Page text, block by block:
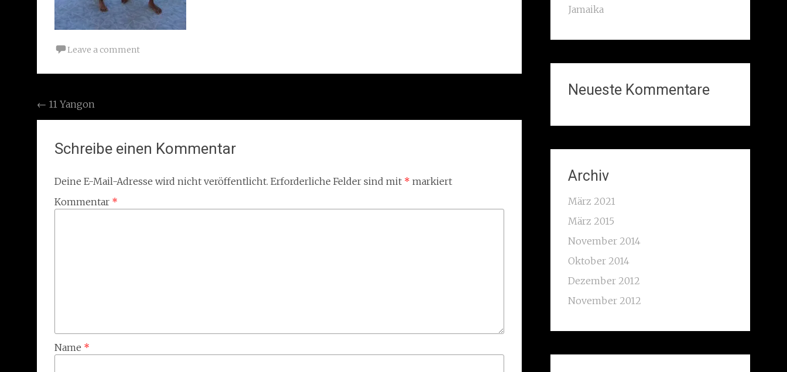
Leave a comment
Post
navigation
← 11 Yangon
Schreibe einen Kommentar
Deine E-Mail-Adresse wird nicht veröffentlicht. Erforderliche Felder sind mit * markiert
Kommentar *
Name *
Jamaika
Neueste Kommentare
Archiv
März 2021
März 2015
November 2014
Oktober 2014
Dezember 2012
November 2012